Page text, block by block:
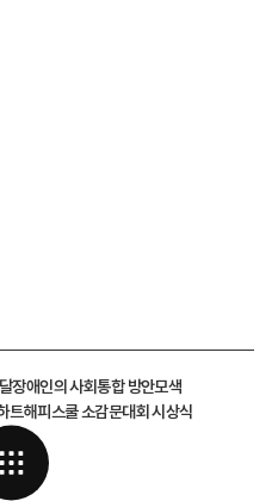
장애인의 사회통합 방안모색
트해피스쿨 소감문대회 시상식